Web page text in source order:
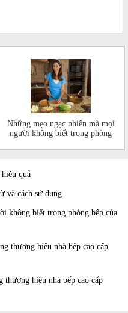
Những mẹo ngạc nhiên mà mọi
người không biết trong phòng
quả
và cách sử dụng
không biết trong phòng bếp của
thương hiệu nhà bếp cao cấp
thương hiệu nhà bếp cao cấp